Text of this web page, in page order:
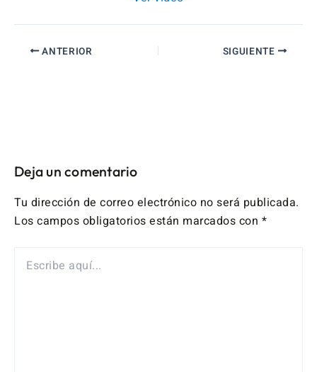
ANTERIOR SIGUIENTE
Deja un comentario
Tu dirección de correo electrónico no será publicada.
Los campos obligatorios están marcados con *
AQUÍ...